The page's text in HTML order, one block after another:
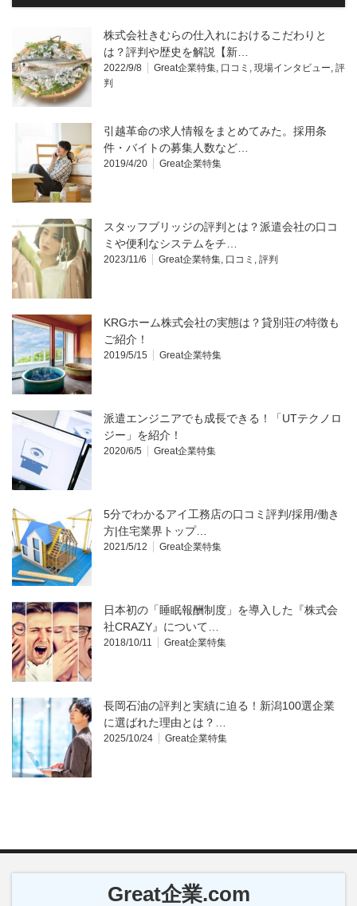
株式会社きむらの仕入れにおけるこだわりと
は？評判や歴史を解説【新…
2022/9/8 Great企業特集 口コミ 現場インタビュー 評
判
引越革命の求人情報をまとめてみた。採用条
件・バイトの募集人数など…
2019/4/20 Great企業特集
スタッフブリッジの評判とは？派遣会社の口コ
ミや便利なシステムをチ…
2023/11/6 Great企業特集 口コミ 評判
KRGホーム株式会社の実態は？貸別荘の特徴も
ご紹介！
2019/5/15 Great企業特集
派遣エンジニアでも成長できる！「UTテクノロ
ジー」を紹介！
2020/6/5 Great企業特集
5分でわかるアイ工務店の口コミ評判/採用/働き
方|住宅業界トップ…
2021/5/12 Great企業特集
日本初の「睡眠報酬制度」を導入した『株式会
社CRAZY』について…
2018/10/11 Great企業特集
長岡石油の評判と実績に迫る！新潟100選企業
に選ばれた理由とは？…
2025/10/24 Great企業特集
Great企業.com